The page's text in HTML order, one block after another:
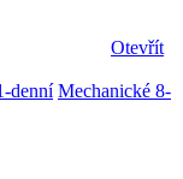
Otevřít
denní Mechanické 8-